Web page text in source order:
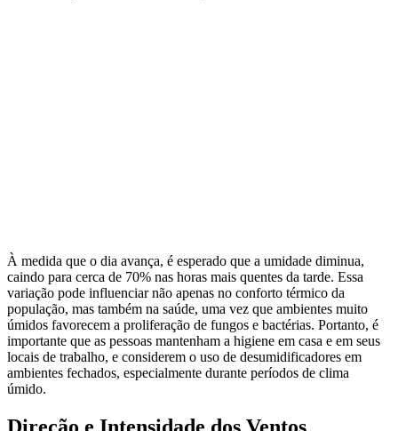
À medida que o dia avança, é esperado que a umidade diminua,
caindo para cerca de 70% nas horas mais quentes da tarde. Essa
variação pode influenciar não apenas no conforto térmico da
população, mas também na saúde, uma vez que ambientes muito
úmidos favorecem a proliferação de fungos e bactérias. Portanto, é
importante que as pessoas mantenham a higiene em casa e em seus
locais de trabalho, e considerem o uso de desumidificadores em
ambientes fechados, especialmente durante períodos de clima
úmido.